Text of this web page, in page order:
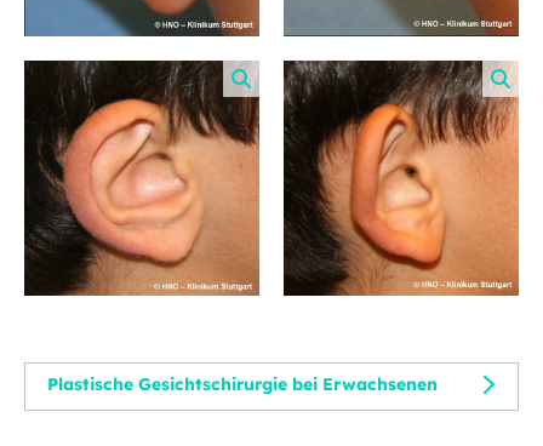
Plastische Gesichtschirurgie bei Erwachsenen